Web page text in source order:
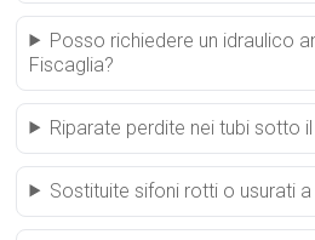
Posso richiedere un idraulico
Fiscaglia?
Riparate perdite nei tubi sotto
Sostituite sifoni rotti o usurati a